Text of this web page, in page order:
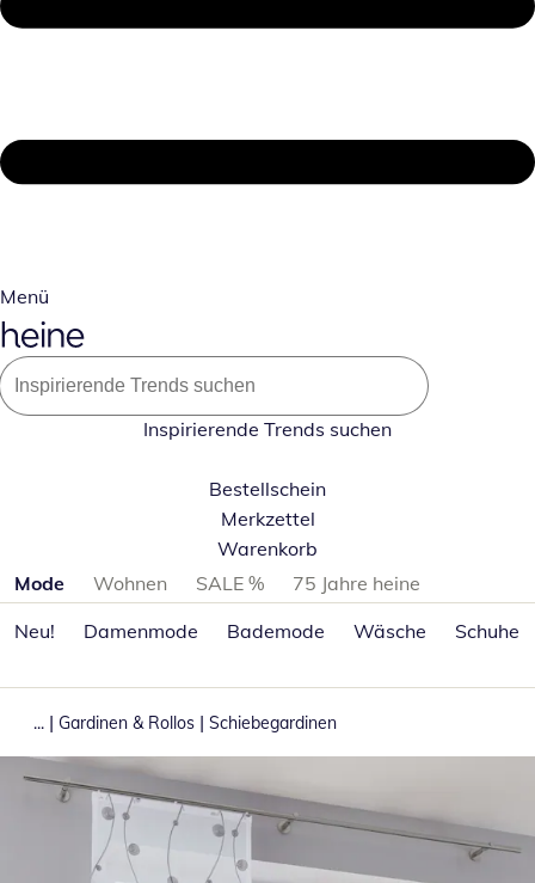
Menü
Inspirierende Trends suchen
Bestellschein
Merkzettel
Warenkorb
Produktkategorien überspringen
Mode Wohnen SALE %
75 Jahre heine
Neu!
Damenmode Bademode Wäsche Schuhe
... | Gardinen & Rollos | Schiebegardinen